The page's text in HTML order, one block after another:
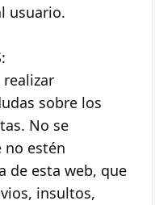
usuario.
sobre los
No se
estén
de esta web, que
insultos,